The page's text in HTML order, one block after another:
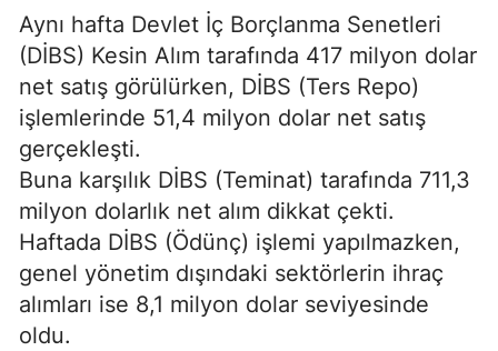
Aynı hafta Devlet İç Borçlanma Senetleri
(DİBS) Kesin Alım tarafında 417 milyon dolar
net satış görülürken, DİBS (Ters Repo)
işlemlerinde 51,4 milyon dolar net satış
gerçekleşti.
Buna karşılık DİBS (Teminat) tarafında 711,3
milyon dolarlık net alım dikkat çekti.
Haftada DİBS (Ödünç) işlemi yapılmazken,
genel yönetim dışındaki sektörlerin ihraç
alımları ise 8,1 milyon dolar seviyesinde
oldu.